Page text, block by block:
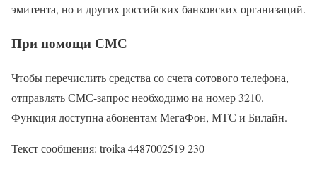
эмитента, но и других российских банковских организаций.
При помощи СМС
Чтобы перечислить средства со счета сотового телефона,
отправлять СМС-запрос необходимо на номер 3210.
Функция доступна абонентам МегаФон, МТС и Билайн.
Текст сообщения: troika 4487002519 230